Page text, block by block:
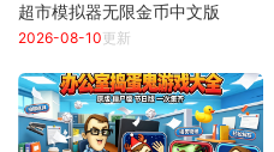
超市模拟器无限金币中文版
2026-08-10更新